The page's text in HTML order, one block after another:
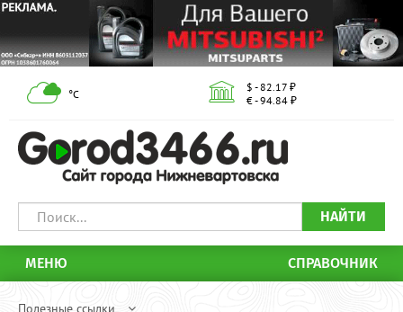
°С
$ - 82.17 ₽
€ - 94.84 ₽
НАЙТИ
МЕНЮ СПРАВОЧНИК